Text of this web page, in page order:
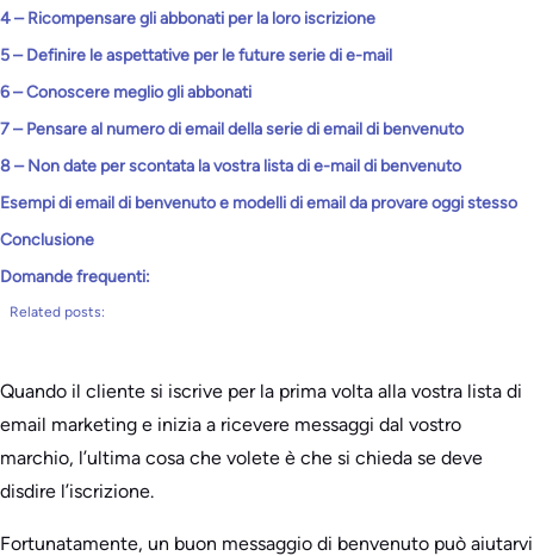
4 – Ricompensare gli abbonati per la loro iscrizione
5 – Definire le aspettative per le future serie di e-mail
6 – Conoscere meglio gli abbonati
7 – Pensare al numero di email della serie di email di benvenuto
8 – Non date per scontata la vostra lista di e-mail di benvenuto
Esempi di email di benvenuto e modelli di email da provare oggi stesso
Conclusione
Domande frequenti:
Related posts:
Quando il cliente si iscrive per la prima volta alla vostra lista di
email marketing e inizia a ricevere messaggi dal vostro
marchio, l’ultima cosa che volete è che si chieda se deve
disdire l’iscrizione.
Fortunatamente, un buon messaggio di benvenuto può aiutarvi